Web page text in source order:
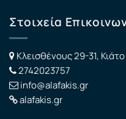
Στοιχεία
Κλεισθένους 29-31, Κιάτο
2742023757
info@alafakis.gr
alafakis.gr